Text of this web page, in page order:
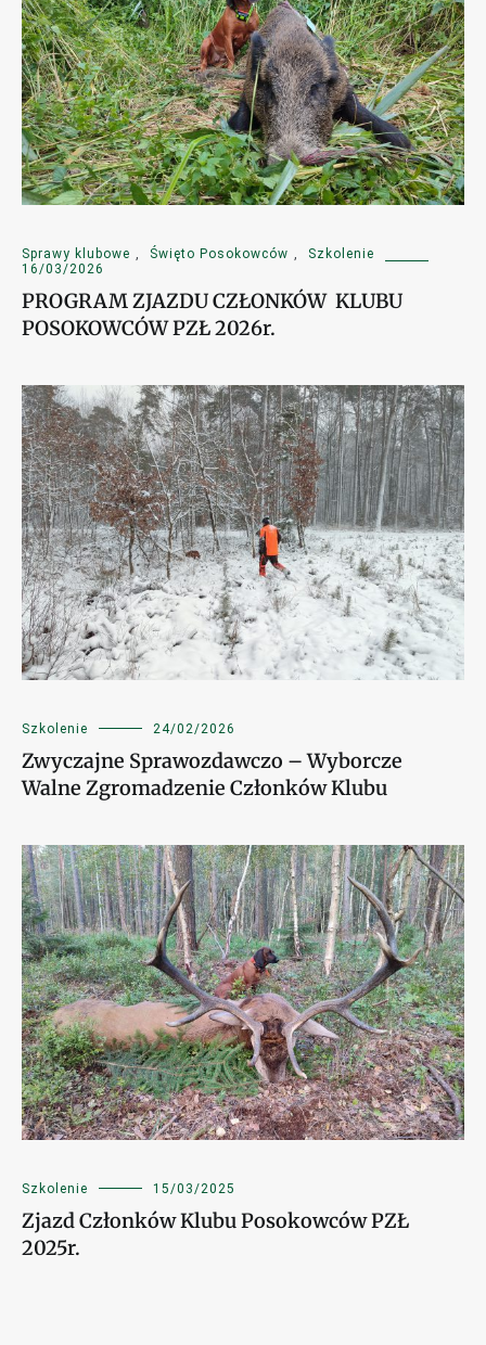
Sprawy klubowe , Święto Posokowców ,
Szkolenie
16/03/2026
PROGRAM ZJAZDU CZŁONKÓW KLUBU
POSOKOWCÓW PZŁ 2026r.
Szkolenie 24/02/2026
Zwyczajne Sprawozdawczo – Wyborcze
Walne Zgromadzenie Członków Klubu
Szkolenie 15/03/2025
Zjazd Członków Klubu Posokowców PZŁ
2025r.